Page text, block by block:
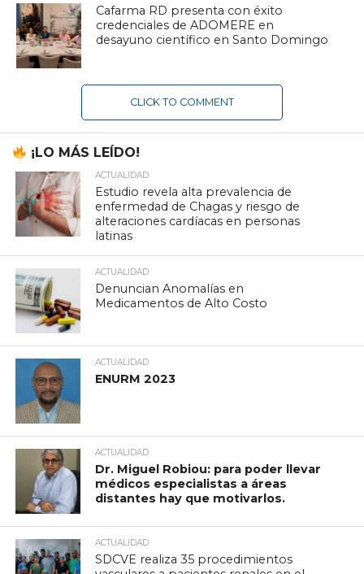
Cafarma RD presenta con éxito
credenciales de ADOMERE en
desayuno científico en Santo Domingo
CLICK TO COMMENT
¡LO MÁS LEÍDO!
ACTUALIDAD
Estudio revela alta prevalencia de
enfermedad de Chagas y riesgo de
alteraciones cardíacas en personas
latinas
ACTUALIDAD
Denuncian Anomalías en
Medicamentos de Alto Costo
ACTUALIDAD
ENURM 2023
ACTUALIDAD
Dr. Miguel Robiou: para poder llevar
médicos especialistas a áreas
distantes hay que motivarlos.
ACTUALIDAD
SDCVE realiza 35 procedimientos